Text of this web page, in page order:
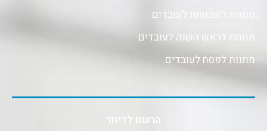
מתנות לשבועות לעובדים
מתנות לראש השנה לעובדים
מתנות לפסח לעובדים
הרשם לדיוור